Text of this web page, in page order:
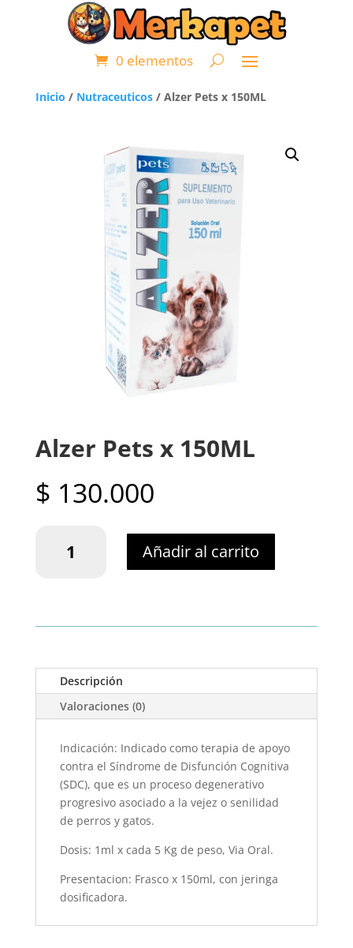
0 elementos
Inicio / Nutraceuticos/ Alzer Pets x 150ML
Alzer Pets x 150ML
$ 130.000
Añadir al carrito
Descripción
Valoraciones (0)
Indicación: Indicado como terapia de apoyo
contra el Síndrome de Disfunción Cognitiva
(SDC), que es un proceso degenerativo
progresivo asociado a la vejez o senilidad
de perros y gatos.
Dosis: 1ml x cada 5 Kg de peso, Via Oral.
Presentacion: Frasco x 150ml, con jeringa
dosificadora.